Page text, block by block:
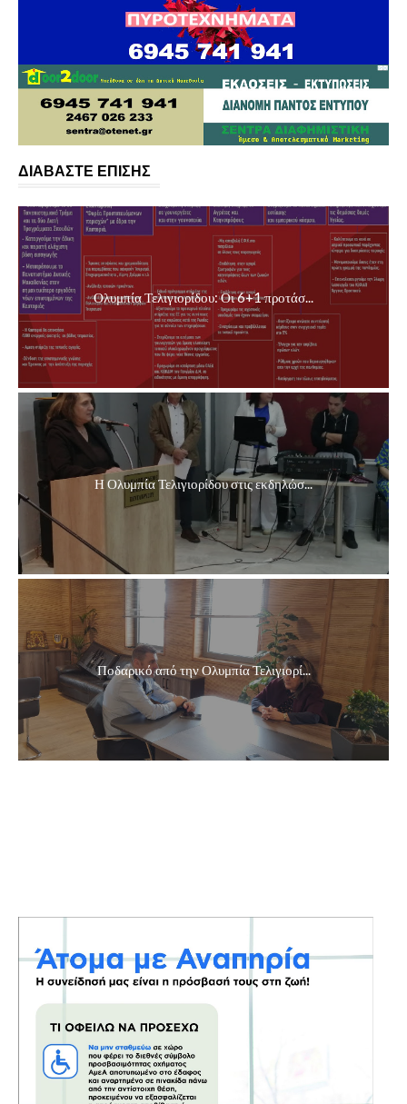
ΔΙΑΒΑΣΤΕ ΕΠΙΣΗΣ
Ολυμπία Τελιγιορίδου: Οι 6+1 προτάσ...
Η Ολυμπία Τελιγιορίδου στις εκδηλώσ...
Ποδαρικό από την Ολυμπία Τελιγιορί...